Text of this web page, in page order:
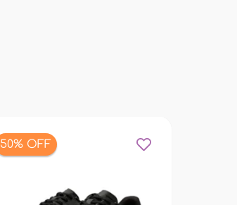
50% OFF